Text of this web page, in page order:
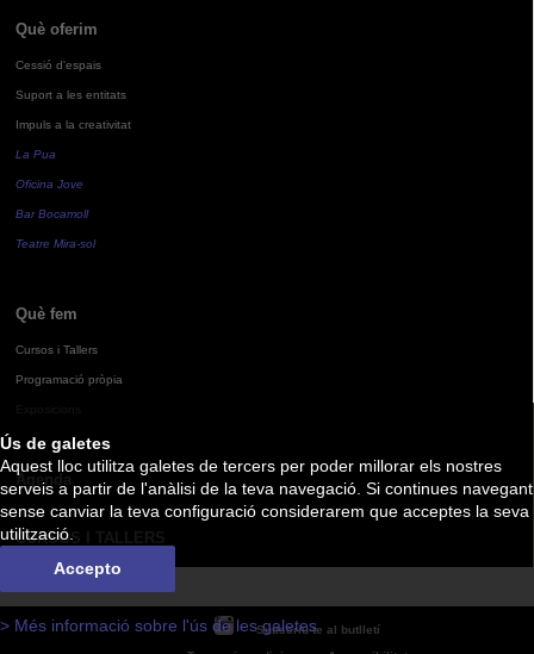
Ús de galetes
Aquest lloc utilitza galetes de tercers per poder millorar els nostres
serveis a partir de l'anàlisi de la teva navegació. Si continues navegant
sense canviar la teva configuració considerarem que acceptes la seva
utilització.
Accepto
> Més informació sobre l'ús de les galetes
Què oferim
Cessió d'espais
Suport a les entitats
Impuls a la creativitat
La Pua
Oficina Jove
Bar Bocamoll
Teatre Mira-sol
Què fem
Cursos i Tallers
Programació pròpia
Agenda
CURSOS I TALLERS
Subscriu-te al butlletí